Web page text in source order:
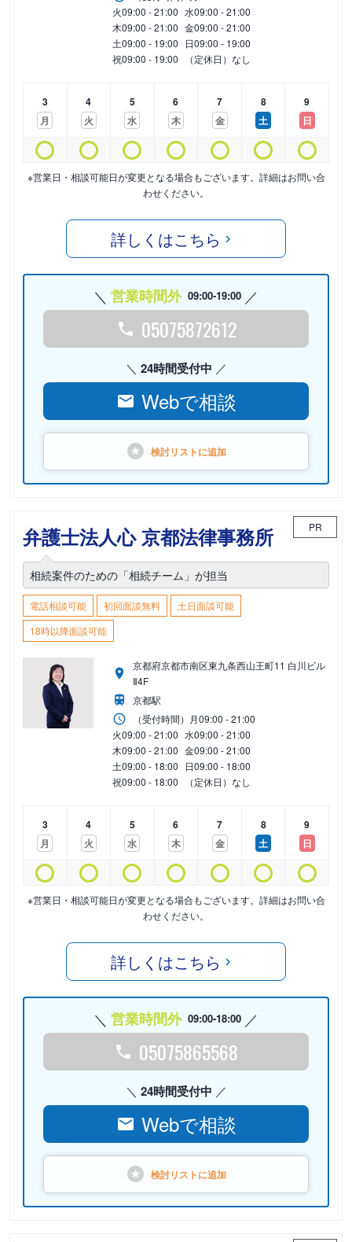
火09:00 - 21:00 水09:00 - 21:00
木09:00 - 21:00 金09:00 - 21:00
土09:00 - 19:00 日09:00 - 19:00
祝09:00 - 19:00 （定休日）なし
3
月
4
火
5
水
6
木
7
金
8
土
9
日
※営業日・相談可能日が変更となる場合もございます。詳細はお問い合
わせください。
詳しくはこちら
営業時間外 09:00-19:00
05075872612
24時間受付中
Webで相談
検討リストに追加
弁護士法人心 京都法律事務所 PR
相続案件のための「相続チーム」が担当
電話相談可能 初回面談無料
土日面談可能
18時以降面談可能
京都府京都市南区東九条西山王町11 白川ビル
Ⅱ4F
京都駅
（受付時間） 月09:00 - 21:00
火09:00 - 21:00 水09:00 - 21:00
木09:00 - 21:00 金09:00 - 21:00
土09:00 - 18:00 日09:00 - 18:00
祝09:00 - 18:00 （定休日）なし
3
月
4
火
5
水
6
木
7
金
8
土
9
日
※営業日・相談可能日が変更となる場合もございます。詳細はお問い合
わせください。
詳しくはこちら
営業時間外 09:00-18:00
05075865568
24時間受付中
Webで相談
検討リストに追加